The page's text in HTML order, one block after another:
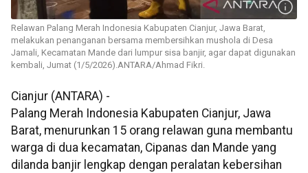
Relawan Palang Merah Indonesia Kabupaten Cianjur, Jawa Barat,
melakukan penanganan bersama membersihkan mushola di Desa
Jamali, Kecamatan Mande dari lumpur sisa banjir, agar dapat digunakan
kembali, Jumat (1/5/2026).ANTARA/Ahmad Fikri.
Cianjur (ANTARA) -
Palang Merah Indonesia Kabupaten Cianjur, Jawa
Barat, menurunkan 15 orang relawan guna membantu
warga di dua kecamatan, Cipanas dan Mande yang
dilanda banjir lengkap dengan peralatan kebersihan